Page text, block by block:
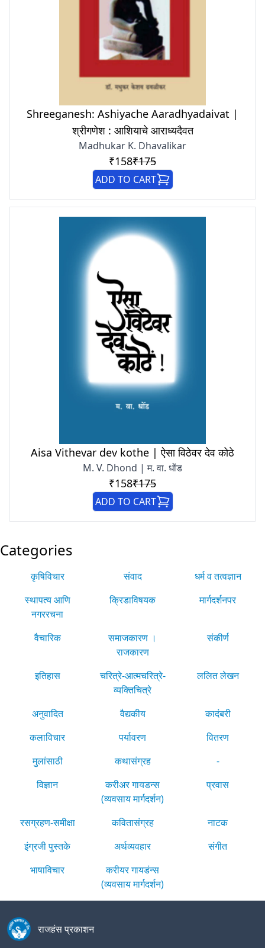
Shreeganesh: Ashiyache Aaradhyadaivat |
श्रीगणेश : आशियाचे आराध्यदैवत
Madhukar K. Dhavalikar
₹158₹175
ADD TO CART
Aisa Vithevar dev kothe | ऐसा विठेवर देव कोठे
M. V. Dhond | म. वा. धोंड
₹158₹175
ADD TO CART
Categories
कृषिविचार संवाद
धर्म व तत्वज्ञान
स्थापत्य आणि
नगररचना
क्रिडाविषयक मार्गदर्शनपर
वैचारिक
समाजकारण ।
राजकारण
संकीर्ण
इतिहास
चरित्रे-आत्मचरित्रे-
व्यक्तिचित्रे
ललित लेखन
अनुवादित वैद्यकीय
कादंबरी
कलाविचार
पर्यावरण
वितरण
मुलांसाठी
कथासंग्रह
-
विज्ञान
करीअर गायडन्स
(व्यवसाय मार्गदर्शन)
प्रवास
रसग्रहण-समीक्षा कवितासंग्रह
नाटक
इंग्रजी पुस्तके
अर्थव्यवहार
संगीत
भाषाविचार
करीयर गायडंन्स
(व्यवसाय मार्गदर्शन)
राजहंस प्रकाशन